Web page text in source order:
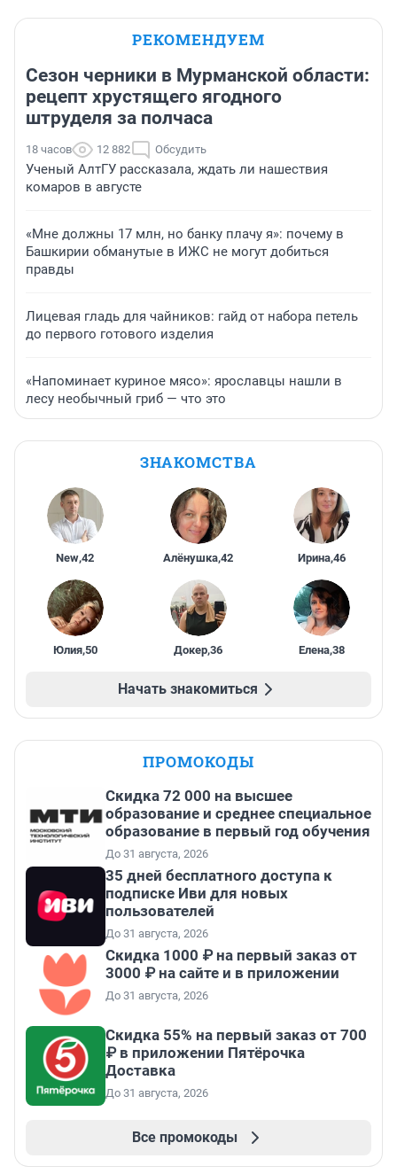
РЕКОМЕНДУЕМ
Сезон черники в Мурманской области:
рецепт хрустящего ягодного
штруделя за полчаса
18 часов 12 882 Обсудить
Ученый АлтГУ рассказала, ждать ли нашествия
комаров в августе
«Мне должны 17 млн, но банку плачу я»: почему в
Башкирии обманутые в ИЖС не могут добиться
правды
Лицевая гладь для чайников: гайд от набора петель
до первого готового изделия
«Напоминает куриное мясо»: ярославцы нашли в
лесу необычный гриб — что это
ЗНАКОМСТВА
New,42 Алёнушка,42 Ирина,46
Юлия,50 Докер,36 Елена,38
Начать знакомиться
ПРОМОКОДЫ
Скидка 72 000 на высшее
образование и среднее специальное
образование в первый год обучения
До 31 августа, 2026
35 дней бесплатного доступа к
подписке Иви для новых
пользователей
До 31 августа, 2026
Скидка 1000 ₽ на первый заказ от
3000 ₽ на сайте и в приложении
До 31 августа, 2026
Скидка 55% на первый заказ от 700
₽ в приложении Пятёрочка
Доставка
До 31 августа, 2026
Все промокоды